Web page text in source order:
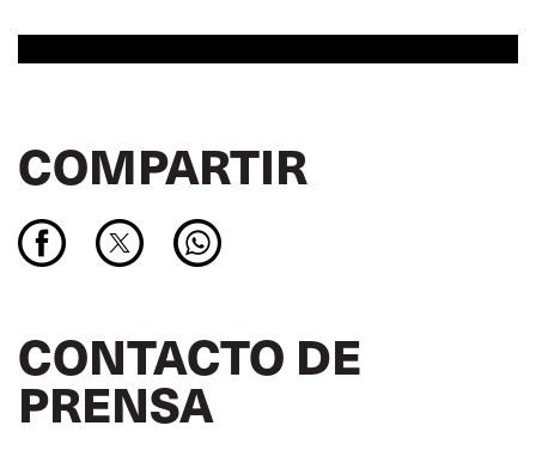
COMPARTIR
CONTACTO DE
PRENSA